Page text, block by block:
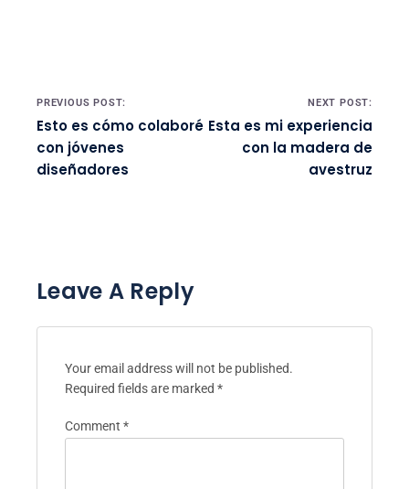
Post navigation
PREVIOUS POST:
Esto es cómo colaboré
con jóvenes
diseñadores
NEXT POST:
Esta es mi experiencia
con la madera de
avestruz
Leave A Reply
Your email address will not be published.
Required fields are marked *
Comment *